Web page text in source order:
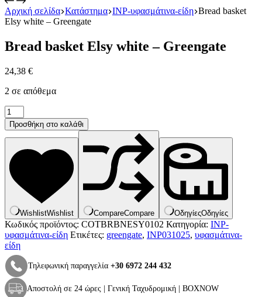
Αρχική σελίδα Κατάστημα INP-υφασμάτινα-είδη Bread basket
Elsy white – Greengate
Bread basket Elsy white – Greengate
24,38 €
2 σε απόθεμα
Bread
basket
Elsy
white
Greengate
ποσότητα
Προσθήκη στο καλάθι
WishlistWishlist CompareCompare ΟδηγίεςΟδηγίες
Κωδικός προϊόντος: COTBRBNESY0102 Κατηγορία: INP-
υφασμάτινα-είδη Ετικέτες: greengate, INP031025, υφασμάτινα-
είδη
Τηλεφωνική παραγγελία +30 6972 244 432
Αποστολή σε 24 ώρες | Γενική Ταχυδρομική | BOXNOW